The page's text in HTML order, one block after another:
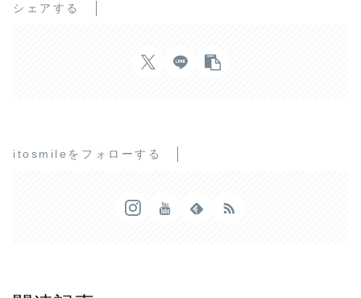
シェアする
itosmileをフォローする